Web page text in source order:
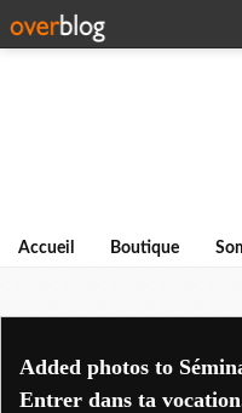
Accueil Boutique
Added photos to
Entrer dans ta